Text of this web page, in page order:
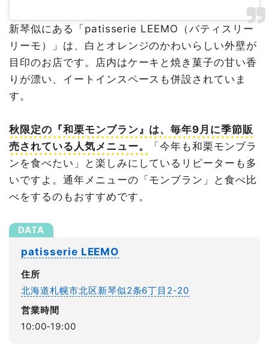
新琴似にある「patisserie LEEMO（パティスリー
リーモ）」は、白とオレンジのかわいらしい外壁が
目印のお店です。店内はケーキと焼き菓子の甘い香
りが漂い、イートインスペースも併設されていま
す。
秋限定の『和栗モンブラン』は、毎年9月に季節販
売されている人気メニュー。
「今年も和栗モンブラ
ンを食べたい」と楽しみにしているリピーターも多
いですよ。通年メニューの「モンブラン」と食べ比
べをするのもおすすめです。
patisserie LEEMO
住所
北海道札幌市北区新琴似2条6丁目2-20
営業時間
10:00‐19:00